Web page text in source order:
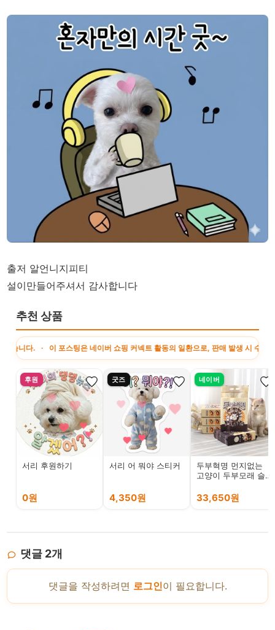
출저 알언니지피티
설이만들어주셔서 감사합니다
추천 상품
· 이 포스팅은 네이버 쇼핑 커넥트 활동의 일환으로, 판매 발생 시 수수료를
후원
서리 후원하기
0원
굿즈
서리 어 뭐야 스티커
4,350원
네이버
두부혁명 먼지없는
고양이 두부모래 슬
입
33,650원
댓글 2개
댓글을 작성하려면 로그인이 필요합니다.